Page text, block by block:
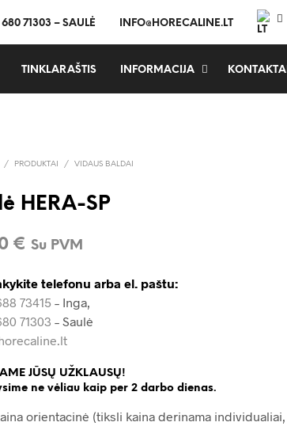
71303 – SAULĖ INFO@HORECALINE.LT
TINKLARAŠTIS INFORMACIJA KONTAKTAI
/ PRODUKTAI / VIDAUS BALDAI
HERA-SP
€ Su PVM
telefonu arba el. paštu:
73415 – Inga,
71303 – Saulė
JŪSŲ UŽKLAUSŲ!
ne vėliau kaip per 2 darbo dienas.
orientacinė (tiksli kaina derinama individualiai,